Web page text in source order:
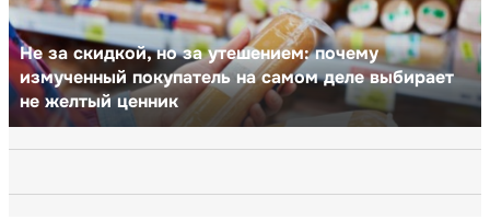
Не за скидкой, но за утешением: почему
измученный покупатель на самом деле выбирает
не желтый ценник